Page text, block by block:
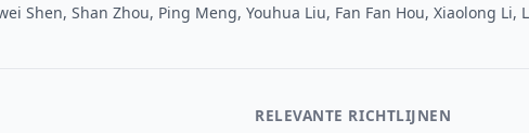
Shen, Shan Zhou, Ping Meng, Youhua Liu, Fan Fan Hou, Xiaolong Li,
RELEVANTE RICHTLIJNEN